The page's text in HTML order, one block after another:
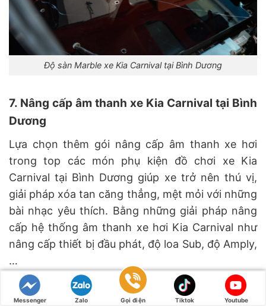
Độ sàn Marble xe Kia Carnival tại Bình Dương
7. Nâng cấp âm thanh xe Kia Carnival tại Bình
Dương
Lựa chọn thêm gói nâng cấp âm thanh xe hơi
trong top các món phụ kiện đồ chơi xe Kia
Carnival tại Bình Dương giúp xe trở nên thú vị,
giải pháp xóa tan căng thẳng, mệt mỏi với những
bài nhạc yêu thích. Bằng những giải pháp nâng
cấp hệ thống âm thanh xe hơi Kia Carnival như
nâng cấp thiết bị đầu phát, độ loa Sub, độ Amply,
…
Messenger Zalo Gọi điện Tiktok Youtube